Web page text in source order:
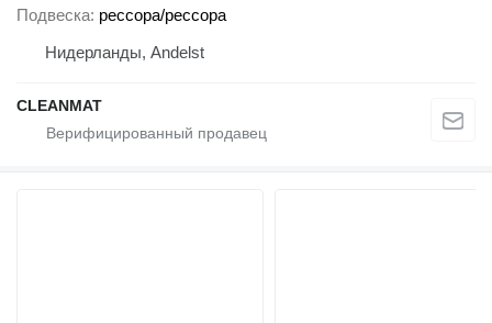
Подвеска рессора/рессора
Нидерланды, Andelst
CLEANMAT